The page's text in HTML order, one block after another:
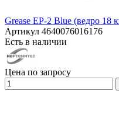
Grease EP-2 Blue (ведро 18
Артикул 4640076016176
Есть в наличии
Цена по запросу